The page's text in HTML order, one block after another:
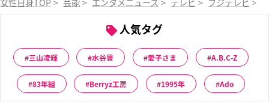
人気タグ
三山凌輝 水谷豊 愛子さま A.B.C-Z
83年組 Berryz工房 1995年 Ado